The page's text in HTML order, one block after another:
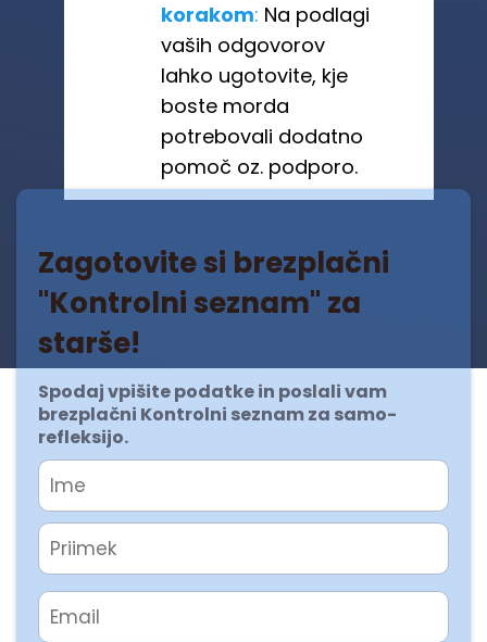
korakom: Na podlagi
vaših odgovorov
lahko ugotovite, kje
boste morda
potrebovali dodatno
pomoč oz. podporo.
Zagotovite si brezplačni
"Kontrolni seznam" za
starše!
Spodaj vpišite podatke in poslali vam
brezplačni Kontrolni seznam za samo-
refleksijo.